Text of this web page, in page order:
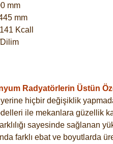
mm
mm
Kcall
Dilim
Radyatörlerin Üstün
hiçbir değişiklik
ile mekanlara güzellik
sayesinde sağlanan
farklı ebat ve boyutlarda